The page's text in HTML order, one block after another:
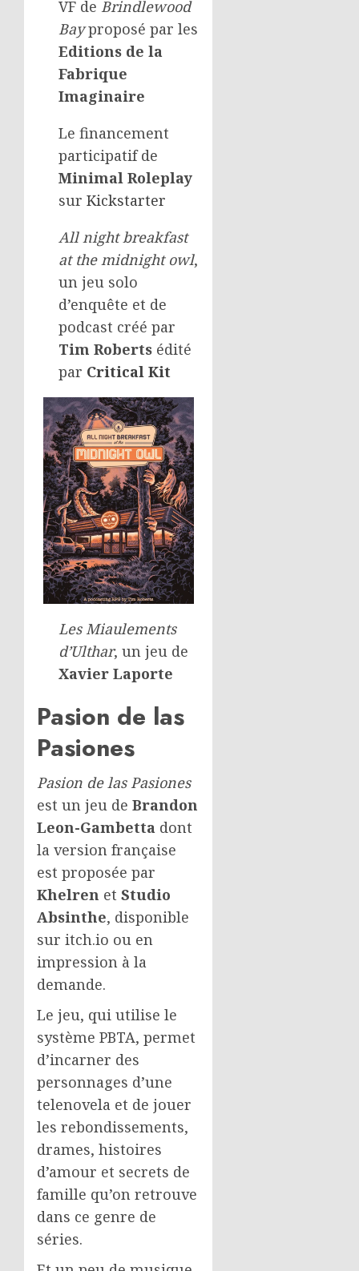
VF de Brindlewood
Bayproposé par les
Editions de la
Fabrique
Imaginaire
Le financement
participatif de
Minimal Roleplay
sur Kickstarter
All night breakfast
at the midnight owl,
un jeu solo
d’enquête et de
podcast créé par
Tim Roberts édité
par Critical Kit
Les Miaulements
d’Ulthar, un jeu de
Xavier Laporte
Pasion de las
Pasiones
Pasion de las Pasiones
est un jeu de Brandon
Leon-Gambetta dont
la version française
est proposée par
Khelren et Studio
Absinthe, disponible
sur itch.io ou en
impression à la
demande.
Le jeu, qui utilise le
système PBTA, permet
d’incarner des
personnages d’une
telenovela et de jouer
les rebondissements,
drames, histoires
d’amour et secrets de
famille qu’on retrouve
dans ce genre de
séries.